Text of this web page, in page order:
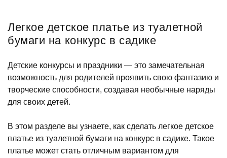
Легкое детское платье из туалетной
бумаги на конкурс в садике
Детские конкурсы и праздники — это замечательная
возможность для родителей проявить свою фантазию и
творческие способности, создавая необычные наряды
для своих детей.
В этом разделе вы узнаете, как сделать легкое детское
платье из туалетной бумаги на конкурс в садике. Такое
платье может стать отличным вариантом для